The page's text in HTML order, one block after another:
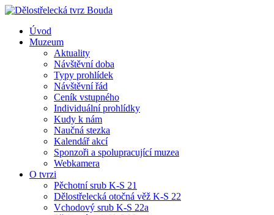
Úvod
Muzeum
Aktuality
Návštěvní doba
Typy prohlídek
Návštěvní řád
Ceník vstupného
Individuální prohlídky
Kudy k nám
Naučná stezka
Kalendář akcí
Sponzoři a spolupracující muzea
Webkamera
O tvrzi
Pěchotní srub K-S 21
Dělostřelecká otočná věž K-S 22
Vchodový srub K-S 22a